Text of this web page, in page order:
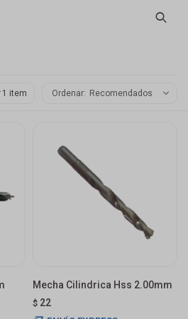
Recomendados
Mecha Cilindrica Hss 2.00mm
$ 22